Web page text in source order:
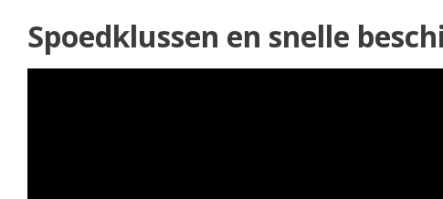
Spoedklussen en snelle